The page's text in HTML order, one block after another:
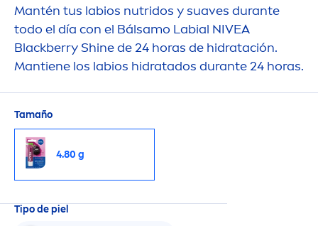
Mantén tus labios nutridos y suaves durante
todo el día con el Bálsamo Labial NIVEA
BlackberryShinede 24 horas de hidratación.
Mantiene los labios hidratados durante 24 horas.
Tamaño
4.80 g
Tipo de piel